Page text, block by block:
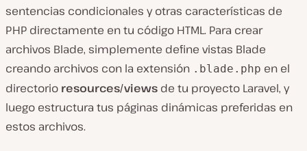
sentencias condicionales y otras características de
PHP directamente en tu código HTML. Para crear
archivos Blade, simplemente define vistas Blade
creando archivos con la extensión .blade.php en el
directorio resources/views de tu proyecto Laravel, y
luego estructura tus páginas dinámicas preferidas en
estos archivos.